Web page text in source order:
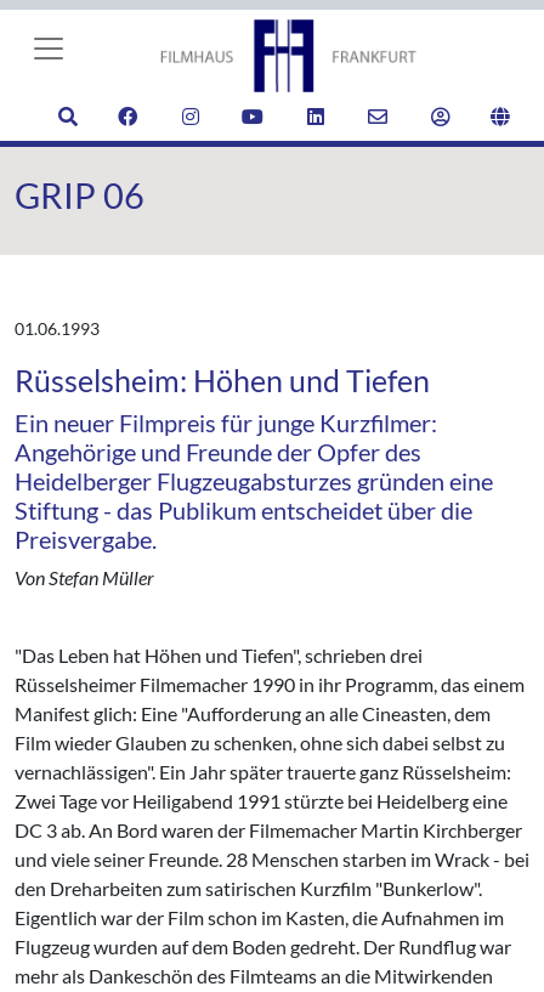
GRIP 06
01.06.1993
Rüsselsheim: Höhen und Tiefen
Ein neuer Filmpreis für junge Kurzfilmer:
Angehörige und Freunde der Opfer des
Heidelberger Flugzeugabsturzes gründen eine
Stiftung - das Publikum entscheidet über die
Preisvergabe.
Von Stefan Müller
"Das Leben hat Höhen und Tiefen", schrieben drei
Rüsselsheimer Filmemacher 1990 in ihr Programm, das einem
Manifest glich: Eine "Aufforderung an alle Cineasten, dem
Film wieder Glauben zu schenken, ohne sich dabei selbst zu
vernachlässigen". Ein Jahr später trauerte ganz Rüsselsheim:
Zwei Tage vor Heiligabend 1991 stürzte bei Heidelberg eine
DC 3 ab. An Bord waren der Filmemacher Martin Kirchberger
und viele seiner Freunde. 28 Menschen starben im Wrack - bei
den Dreharbeiten zum satirischen Kurzfilm "Bunkerlow".
Eigentlich war der Film schon im Kasten, die Aufnahmen im
Flugzeug wurden auf dem Boden gedreht. Der Rundflug war
mehr als Dankeschön des Filmteams an die Mitwirkenden